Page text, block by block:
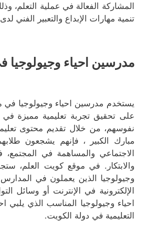
المشاركة الفعالة في عملية التعلم،
تنمية مهارات الإبداع والتعبير الفني
مدرسين احياء
يستخدم مدرسين احياء وجيولوجيا في
على تحقيق تجربة تعليمية مميزة في
نفوسهم، من خلال تقديم محتوى
مبارك الكبير ، فإنهم يشجعون
الاجتماعي والمساهمة في
والابتكار. في موقع كويت العلم،
وجيولوجيا الذين يعملون في
الإلكترونية في الإنترنت أو
احياء وجيولوجيا المناسب الذي يلبي
التعليمية في دولة الكويت.